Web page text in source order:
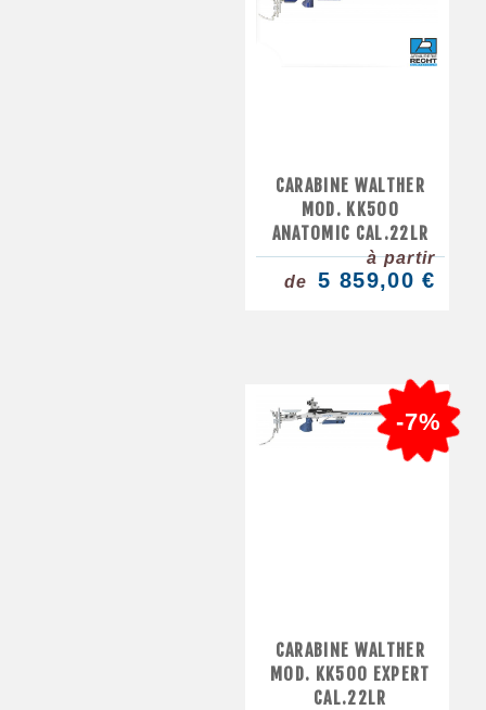
CARABINE WALTHER
MOD. KK500
ANATOMIC CAL.22LR
à partir
de
5 859,00 €
CARABINE WALTHER
MOD. KK500 EXPERT
CAL.22LR
-7%